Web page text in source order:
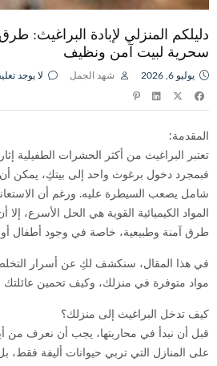
دليلكم المنزلي لإبادة البراغيث:
سحرية لبيت آمن ونظيف
يوليو 6, 2026 شهد الجمل لا يوجد
المقدمة:
تعتبر البراغيث من أكثر الحشرات الطفيلية
فبمجرد دخول برغوث واحد إلى بيتكِ، يمكن
شامل يصعب السيطرة عليه. ورغم أن
المواد الكيميائية القوية هي الحل الأسرع،
طرق آمنة وطبيعية، خاصة في وجود أطفال أو
في هذا المقال، سنكشف لكِ عن أسرار
مواد متوفرة في منزلك، وكيف تحمين عائلتك
كيف تدخل البراغيث إلى منزلك؟
قبل أن نبدأ في محاربتها، يجب أن نعرف من
على المنازل التي تربي حيوانات أليفة فقط،